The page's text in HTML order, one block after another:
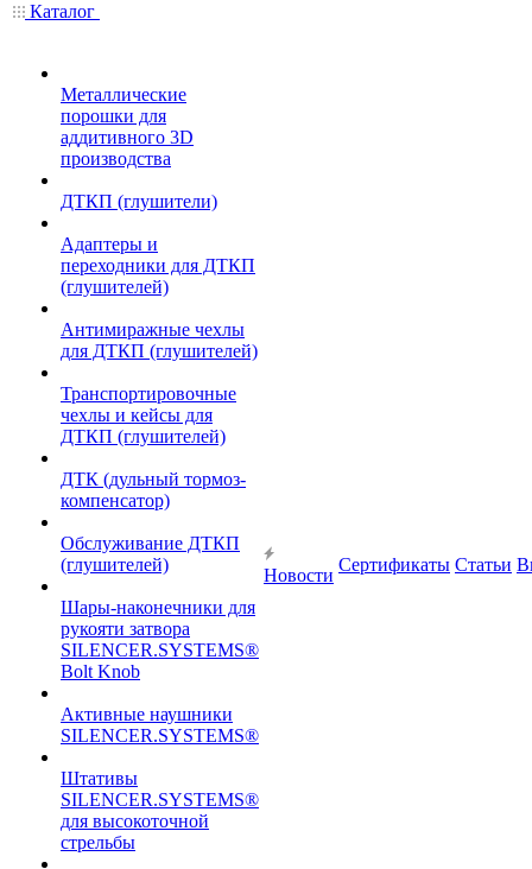
Каталог
Металлические
порошки для
аддитивного 3D
производства
ДТКП (глушители)
Адаптеры и
переходники для ДТКП
(глушителей)
Антимиражные чехлы
для ДТКП (глушителей)
Транспортировочные
чехлы и кейсы для
ДТКП (глушителей)
ДТК (дульный тормоз-
компенсатор)
Обслуживание ДТКП
(глушителей)
Шары-наконечники для
рукояти затвора
SILENCER.SYSTEMS®
Bolt Knob
Активные наушники
SILENCER.SYSTEMS®
Штативы
SILENCER.SYSTEMS®
для высокоточной
стрельбы
Новости
Сертификаты Статьи